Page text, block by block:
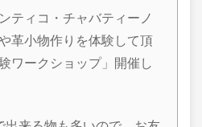
ティコ・チャバティーノ
革小物作りを体験して頂
ワークショップ」開催し